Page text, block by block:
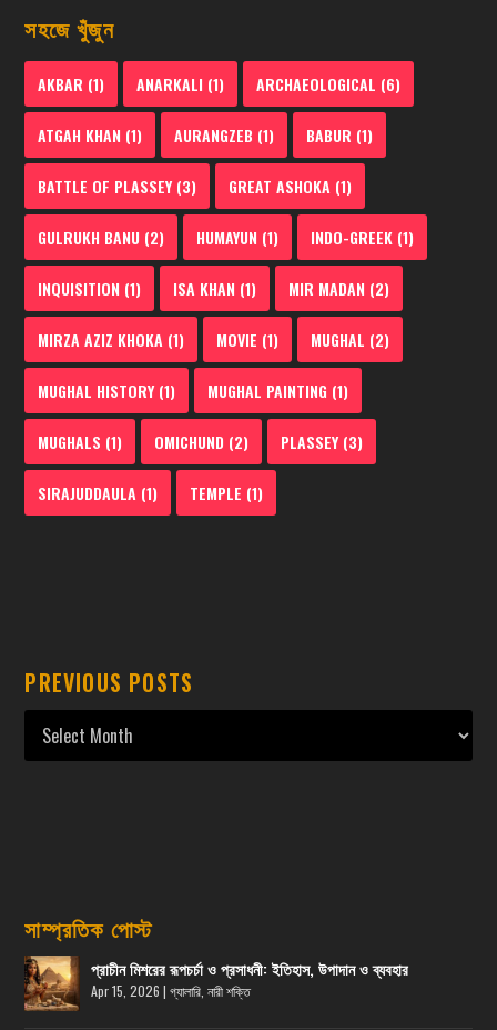
সহজে খুঁজুন
AKBAR (1) ANARKALI (1) ARCHAEOLOGICAL (6)
ATGAH KHAN (1) AURANGZEB (1) BABUR (1)
BATTLE OF PLASSEY(3) GREAT ASHOKA (1)
GULRUKH BANU (2) HUMAYUN (1) INDO-GREEK (1)
INQUISITION (1) ISA KHAN (1) MIR MADAN (2)
MIRZA AZIZ KHOKA (1) MOVIE (1) MUGHAL (2)
MUGHAL HISTORY(1) MUGHAL PAINTING (1)
MUGHALS (1) OMICHUND (2) PLASSEY(3)
SIRAJUDDAULA (1) TEMPLE (1)
PREVIOUS POSTS
সাম্প্রতিক পোস্ট
প্রাচীন মিশরের রূপচর্চা ও প্রসাধনী: ইতিহাস, উপাদান ও ব্যবহার
Apr 15, 2026 |গ্যালারি ,নারী শক্তি